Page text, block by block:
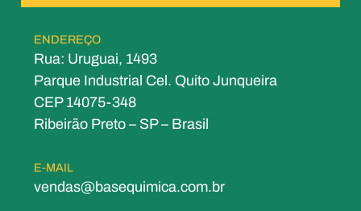
ENDEREÇO
Rua: Uruguai, 1493
Parque Industrial Cel. Quito Junqueira
CEP 14075-348
Ribeirão Preto – SP – Brasil
E-MAIL
vendas@basequimica.com.br